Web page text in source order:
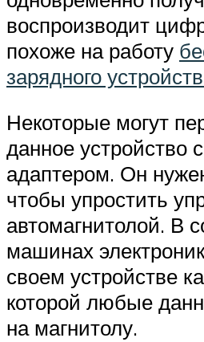
воспроизводит
похоже на работу
зарядного
Некоторые могут
данное устройство
адаптером. Он
чтобы упростить
автомагнитолой. В
машинах
своем устройстве
которой любые
на магнитолу.